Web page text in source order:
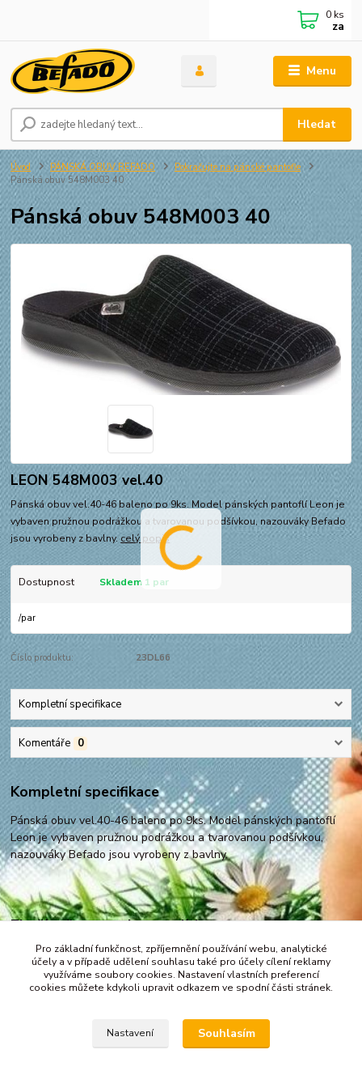
Menu
Hledat
0 ks
za
Úvod PÁNSKÁ OBUV BEFADO
Pokračujte na pánské pantofle
Pánská obuv 548M003 40
Pánská obuv 548M003 40
LEON 548M003 vel.40
Pánská obuv vel.40-46 baleno po 9ks. Model pánských pantoflí Leon je
vybaven pružnou podrážkou a tvarovanou podšívkou, nazouváky Befado
jsou vyrobeny z bavlny.celý popis
Dostupnost Skladem 1 par
/par
Číslo produktu: 23DL66
Kompletní specifikace
Komentáře 0
Kompletní specifikace
Pánská obuv vel.40-46 baleno po 9ks. Model pánských pantoflí
Leon je vybaven pružnou podrážkou a tvarovanou podšívkou,
nazouváky Befado jsou vyrobeny z bavlny.
Zboží zařazeno v kategoriích
Pokračujte na pánské pantofle
Můžete nás také sledovat na facebooku -
https://www.facebook.com/Befado-Rap-311351682328167/
Pro základní funkčnost, zpříjemnění používání webu, analytické
účely a v případě udělení souhlasu také pro účely cílení reklamy
využíváme soubory cookies. Nastavení vlastních preferencí
cookies můžete kdykoli upravit odkazem ve spodní části stránek.
Nastavení Souhlasím